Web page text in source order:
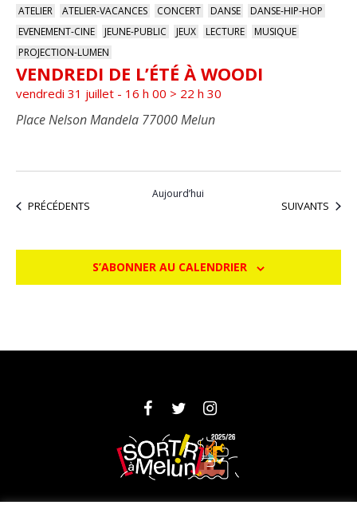
ATELIER ATELIER-VACANCES CONCERT DANSE
DANSE-HIP-HOP
EVENEMENT-CINE
JEUNE-PUBLIC JEUX LECTURE
MUSIQUE
PROJECTION-LUMEN
VENDREDI DE L’ÉTÉ À WOODI
vendredi 31 juillet - 16 h 00 > 22 h 30
Place Nelson Mandela 77000 Melun
ÉVÈNEMENTS
PRÉCÉDENTS
Aujourd’hui
ÉVÈNEMENTS
SUIVANTS
S’ABONNER AU CALENDRIER